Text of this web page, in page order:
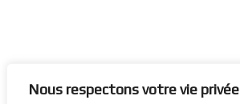
Nous respectons votre vie privée